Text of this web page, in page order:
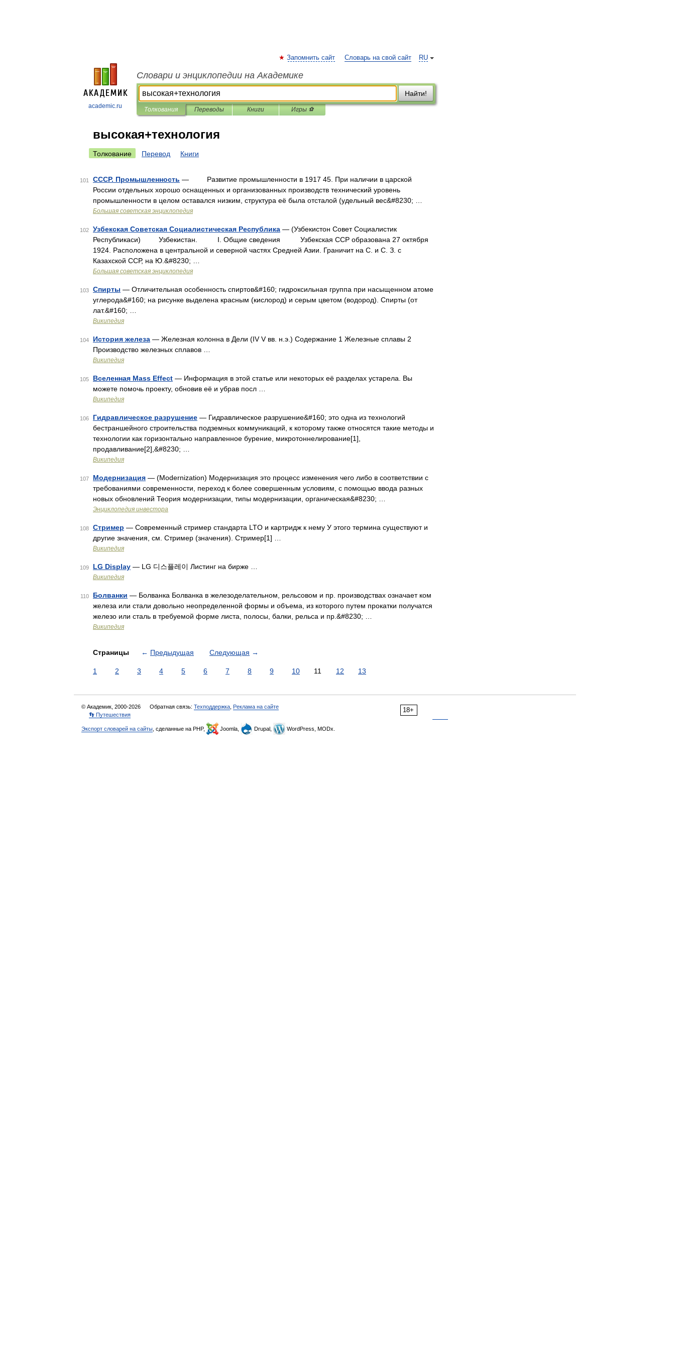
academic.ru
RU
Запомнить сайт Словарь на свой сайт
Словари и энциклопедии на Академике
Найти!
Толкования Переводы Книги Игры ⚽
высокая+технология
Толкование Перевод Книги
101 СССР. Промышленность — Развитие промышленности в 1917 45. При наличии в царской
России отдельных хорошо оснащенных и организованных производств технический уровень
промышленности в целом оставался низким, структура её была отсталой (удельный вес&#8230; …
Большая советская энциклопедия
102 Узбекская Советская Социалистическая Республика — (Узбекистон Совет Социалистик
Республикаси) Узбекистан. I. Общие сведения Узбекская ССР образована 27 октября
1924. Расположена в центральной и северной частях Средней Азии. Граничит на С. и С. З. с
Казахской ССР, на Ю.&#8230; …
Большая советская энциклопедия
103 Спирты — Отличительная особенность спиртов&#160; гидроксильная группа при насыщенном атоме
углерода&#160; на рисунке выделена красным (кислород) и серым цветом (водород). Спирты (от
лат.&#160; …
Википедия
104 История железа — Железная колонна в Дели (IV V вв. н.э.) Содержание 1 Железные сплавы 2
Производство железных сплавов …
Википедия
105 Вселенная Mass Effect — Информация в этой статье или некоторых её разделах устарела. Вы
можете помочь проекту, обновив её и убрав посл …
Википедия
106 Гидравлическое разрушение — Гидравлическое разрушение&#160; это одна из технологий
бестраншейного строительства подземных коммуникаций, к которому также относятся такие методы и
технологии как горизонтально направленное бурение, микротоннелирование[1],
продавливание[2],&#8230; …
Википедия
107 Модернизация — (Modernization) Модернизация это процесс изменения чего либо в соответствии с
требованиями современности, переход к более совершенным условиям, с помощью ввода разных
новых обновлений Теория модернизации, типы модернизации, органическая&#8230; …
Энциклопедия инвестора
108 Стример — Современный стример стандарта LTO и картридж к нему У этого термина существуют и
другие значения, см. Стример (значения). Стример[1] …
Википедия
109 LG Display — LG 디스플레이 Листинг на бирже …
Википедия
110 Болванки — Болванка Болванка в железоделательном, рельсовом и пр. производствах означает ком
железа или стали довольно неопределенной формы и объема, из которого путем прокатки получатся
железо или сталь в требуемой форме листа, полосы, балки, рельса и пр.&#8230; …
Википедия
Страницы ← Предыдущая Следующая →
1 2 3 4 5 6 7 8 9 10 11 12 13
18+
© Академик, 2000-2026 Обратная связь: Техподдержка Реклама на сайте
👣 Путешествия
Экспорт словарей на сайты , сделанные на PHP, Joomla, Drupal, WordPress, MODx.